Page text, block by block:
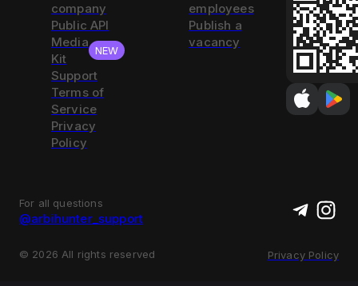
company
Public API
Media
Kit
NEW
Support
Terms of
Service
Privacy
Policy
employees
Publish a
vacancy
For all questions
@arbihunter_support
© 2026 All rights reserved Privacy Policy